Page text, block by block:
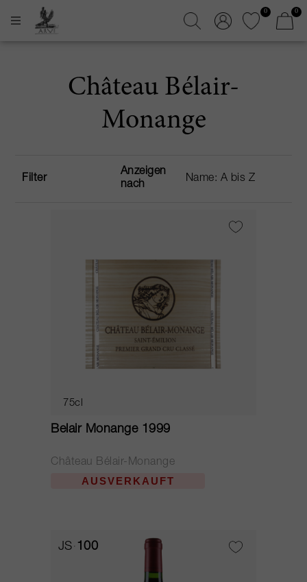
0 0
Château Bélair-
Monange
Filter
Anzeigen
nach
75cl
Belair Monange 1999
Château Bélair-Monange
AUSVERKAUFT
JS 100